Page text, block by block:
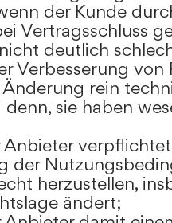
der Kunde
Vertragsschluss
deutlich
Verbesserung
rein
denn, sie haben
verpflichtet
der
herzustellen,
ändert;